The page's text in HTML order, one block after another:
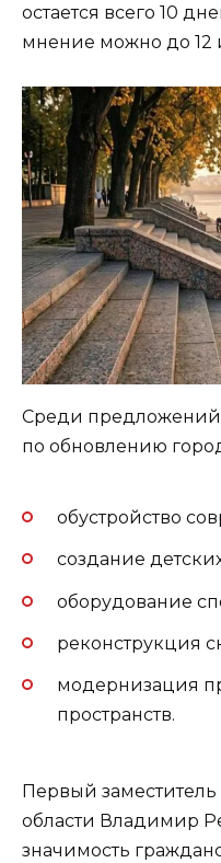
остается всего 10
мнение можно до 12
Среди
по обновлению
обустройство
создание
оборудование
реконструкция
модернизация
пространств.
Первый заместитель
области Владимир
значимость